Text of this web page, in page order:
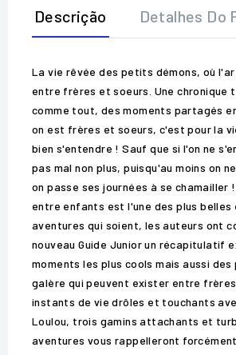
Descrição Detalhes Do
La vie rêvée des petits démons, où
entre frères et soeurs. Une chronique
comme tout, des moments partagés
on est frères et soeurs, c'est pour la
bien s'entendre ! Sauf que si l'on ne
pas mal non plus, puisqu'au moins on
on passe ses journées à se chamailler
entre enfants est l'une des plus
aventures qui soient, les auteurs ont
nouveau Guide Junior un récapitulatif
moments les plus cools mais aussi
galère qui peuvent exister entre
instants de vie drôles et touchants
Loulou, trois gamins attachants et
aventures vous rappelleront